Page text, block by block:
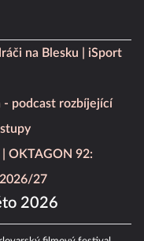
na Blesku
iSport
- podcast rozbíjející
OKTAGON 92:
27
2026